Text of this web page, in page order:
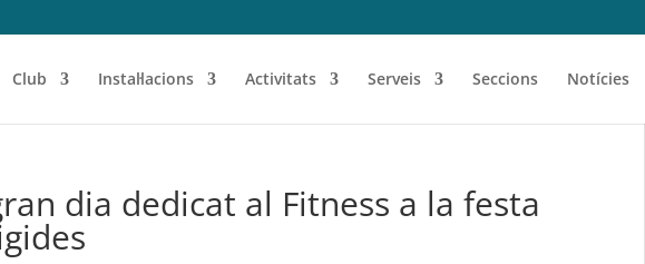
Club Instal·lacions Activitats Serveis Seccions Notícies
dia dedicat al Fitness a la festa